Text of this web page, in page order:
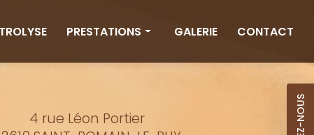
PRESTATIONS
Minceur
GALERIE CONTACT
4 rue Léon Portier